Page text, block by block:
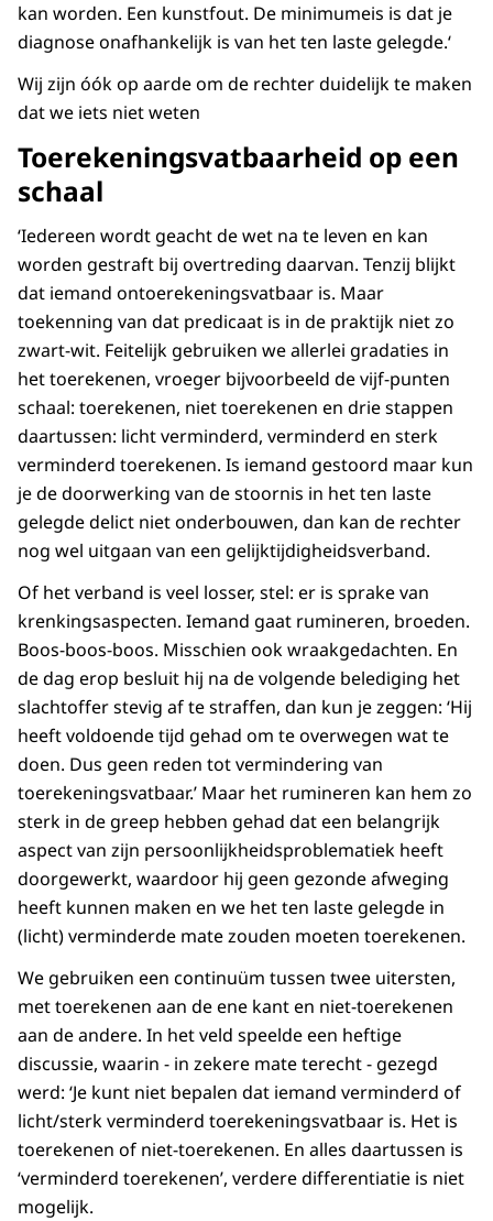
kan worden. Een kunstfout. De minimumeis is dat je
diagnose onafhankelijk is van het ten laste gelegde.‘
Wij zijn óók op aarde om de rechter duidelijk te maken
dat we iets niet weten
Toerekeningsvatbaarheid op een
schaal
‘Iedereen wordt geacht de wet na te leven en kan
worden gestraft bij overtreding daarvan. Tenzij blijkt
dat iemand ontoerekeningsvatbaar is. Maar
toekenning van dat predicaat is in de praktijk niet zo
zwart-wit. Feitelijk gebruiken we allerlei gradaties in
het toerekenen, vroeger bijvoorbeeld de vijf-punten
schaal: toerekenen, niet toerekenen en drie stappen
daartussen: licht verminderd, verminderd en sterk
verminderd toerekenen. Is iemand gestoord maar kun
je de doorwerking van de stoornis in het ten laste
gelegde delict niet onderbouwen, dan kan de rechter
nog wel uitgaan van een gelijktijdigheidsverband.
Of het verband is veel losser, stel: er is sprake van
krenkingsaspecten. Iemand gaat rumineren, broeden.
Boos-boos-boos. Misschien ook wraakgedachten. En
de dag erop besluit hij na de volgende belediging het
slachtoffer stevig af te straffen, dan kun je zeggen: ‘Hij
heeft voldoende tijd gehad om te overwegen wat te
doen. Dus geen reden tot vermindering van
toerekeningsvatbaar.’ Maar het rumineren kan hem zo
sterk in de greep hebben gehad dat een belangrijk
aspect van zijn persoonlijkheidsproblematiek heeft
doorgewerkt, waardoor hij geen gezonde afweging
heeft kunnen maken en we het ten laste gelegde in
(licht) verminderde mate zouden moeten toerekenen.
We gebruiken een continuüm tussen twee uitersten,
met toerekenen aan de ene kant en niet-toerekenen
aan de andere. In het veld speelde een heftige
discussie, waarin - in zekere mate terecht - gezegd
werd: ‘Je kunt niet bepalen dat iemand verminderd of
licht/sterk verminderd toerekeningsvatbaar is. Het is
toerekenen of niet-toerekenen. En alles daartussen is
‘verminderd toerekenen’, verdere differentiatie is niet
mogelijk.